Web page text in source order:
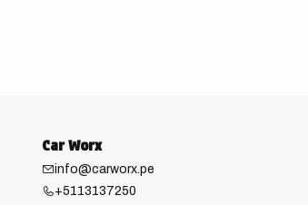
Car Worx
info@carworx.pe
+5113137250